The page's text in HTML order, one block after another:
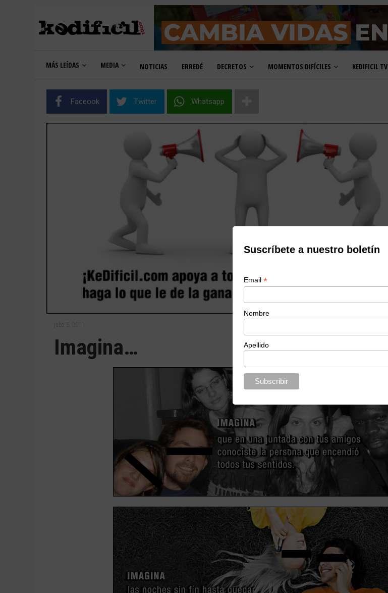
MÁS LEÍDAS MEDIA NOTICIAS ERREDÉ DECRETOS MOMENTOS DIFÍCILES KEDIFICIL TV
Faceook Twitter Whatsapp
julio 5, 2011
Imagina…
Suscríbete a nuestro boletín
Email *
Nombre
Apellido